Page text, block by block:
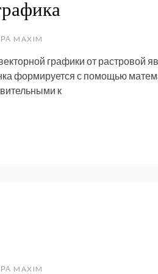
MAXIM
графики от растровой
формируется с помощью
к
MAXIM